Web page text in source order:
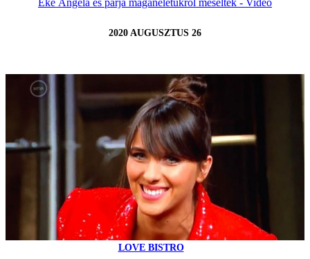
Eke Angéla és párja magánéletükről meséltek - Videó
2020 AUGUSZTUS 26
LOVE BISTRO